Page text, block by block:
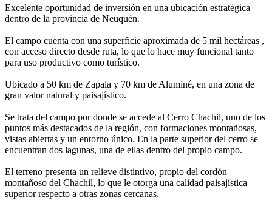
Excelente oportunidad de inversión en una ubicación estratégica
dentro de la provincia de Neuquén.
El campo cuenta con una superficie aproximada de 5 mil hectáreas ,
con acceso directo desde ruta, lo que lo hace muy funcional tanto
para uso productivo como turístico.
Ubicado a 50 km de Zapala y 70 km de Aluminé, en una zona de
gran valor natural y paisajístico.
Se trata del campo por donde se accede al Cerro Chachil, uno de los
puntos más destacados de la región, con formaciones montañosas,
vistas abiertas y un entorno único. En la parte superior del cerro se
encuentran dos lagunas, una de ellas dentro del propio campo.
El terreno presenta un relieve distintivo, propio del cordón
montañoso del Chachil, lo que le otorga una calidad paisajística
superior respecto a otras zonas cercanas.